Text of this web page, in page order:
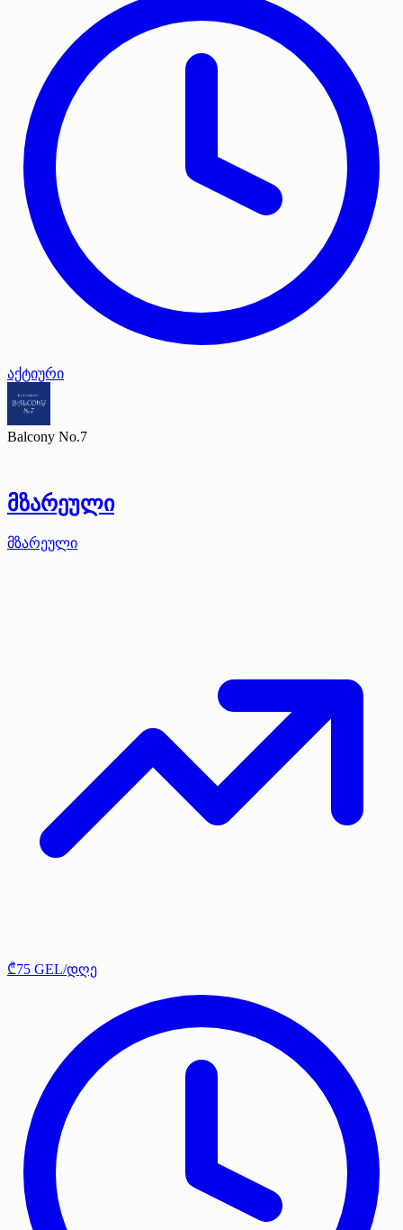
აქტიური
Balcony No.7
მზარეული
მზარეული
₾75 GEL/დღე